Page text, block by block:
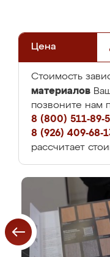
Цена
Стоимость
материалов
позвоните нам
8 (800) 511-89-
8 (926) 409-68-
рассчитает